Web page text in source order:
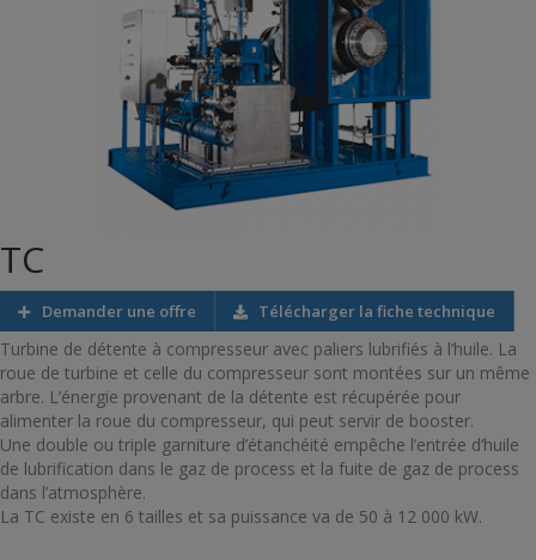
TC
Demander une offre Télécharger la fiche technique
Turbine de détente à compresseur avec paliers lubrifiés à l’huile. La
roue de turbine et celle du compresseur sont montées sur un même
arbre. L’énergie provenant de la détente est récupérée pour
alimenter la roue du compresseur, qui peut servir de booster.
Une double ou triple garniture d’étanchéité empêche l’entrée d’huile
de lubrification dans le gaz de process et la fuite de gaz de process
dans l’atmosphère.
La TC existe en 6 tailles et sa puissance va de 50 à 12 000 kW.